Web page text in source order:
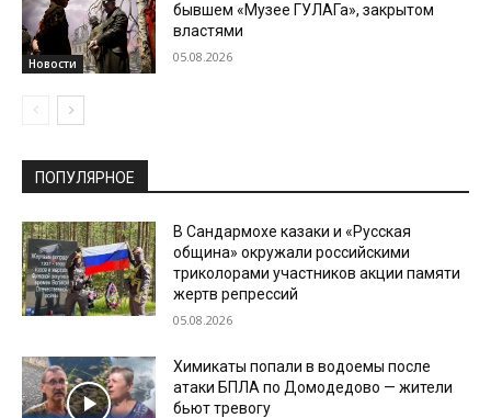
Новости
бывшем «Музее ГУЛАГа», закрытом
властями
05.08.2026
ПОПУЛЯРНОЕ
В Сандармохе казаки и «Русская
община» окружали российскими
триколорами участников акции памяти
жертв репрессий
05.08.2026
Химикаты попали в водоемы после
атаки БПЛА по Домодедово — жители
бьют тревогу